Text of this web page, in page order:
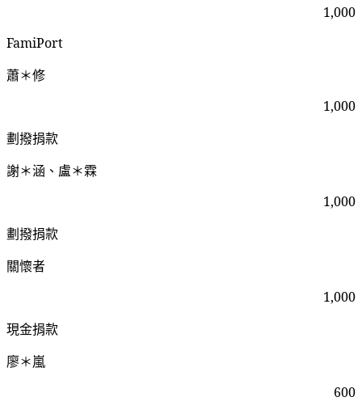
1,000
FamiPort
蕭＊修
1,000
劃撥捐款
謝＊涵、盧＊霖
1,000
劃撥捐款
關懷者
1,000
現金捐款
廖＊嵐
600